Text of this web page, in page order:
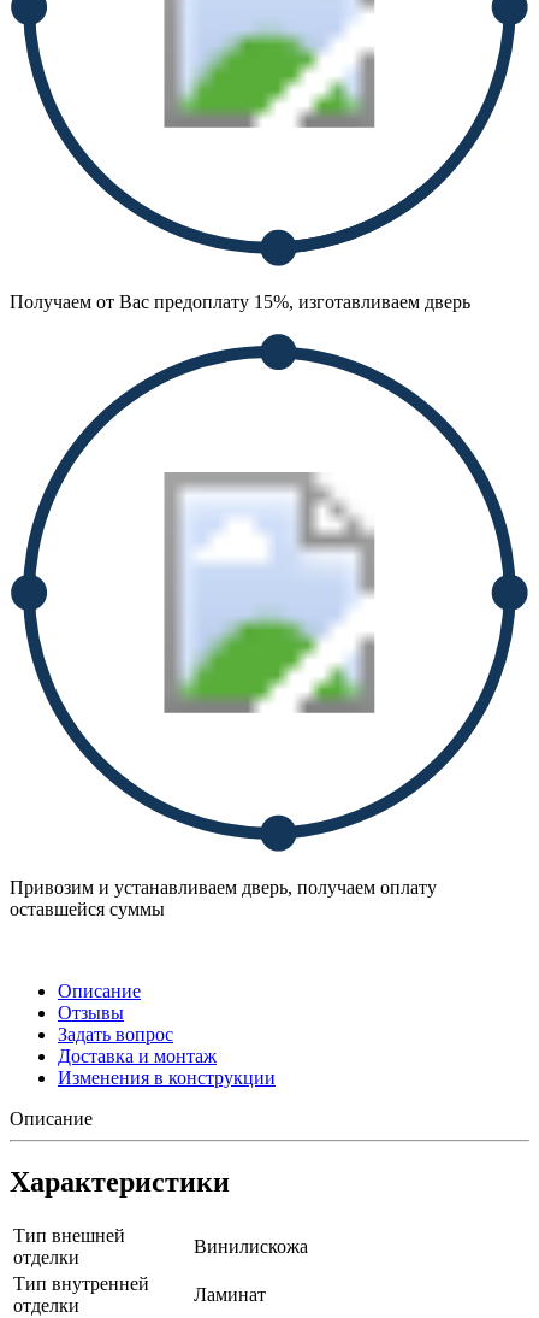
Получаем от Вас предоплату 15%, изготавливаем дверь
Привозим и устанавливаем дверь, получаем оплату
оставшейся суммы
Описание
Отзывы
Задать вопрос
Доставка и монтаж
Изменения в конструкции
Описание
Характеристики
Тип внешней
отделки
Винилискожа
Тип внутренней
отделки
Ламинат